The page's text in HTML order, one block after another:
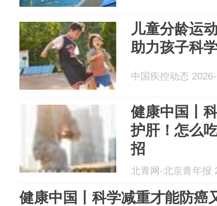
儿童分龄运
助力孩子科
中国疾控动态
健康中国丨
护肝！怎么
招
北青网-北京青年报
健康中国丨科学减重才能防癌